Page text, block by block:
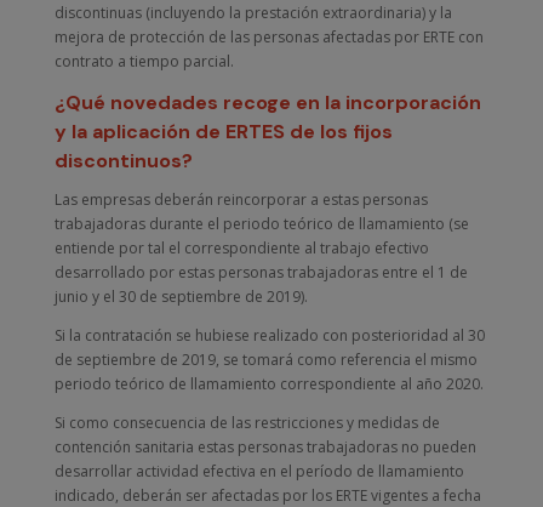
discontinuas (incluyendo la prestación extraordinaria) y la
mejora de protección de las personas afectadas por ERTE con
contrato a tiempo parcial.
¿Qué novedades recoge en la incorporación
y la aplicación de ERTES de los fijos
discontinuos?
Las empresas deberán reincorporar a estas personas
trabajadoras durante el periodo teórico de llamamiento (se
entiende por tal el correspondiente al trabajo efectivo
desarrollado por estas personas trabajadoras entre el 1 de
junio y el 30 de septiembre de 2019).
Si la contratación se hubiese realizado con posterioridad al 30
de septiembre de 2019, se tomará como referencia el mismo
periodo teórico de llamamiento correspondiente al año 2020.
Si como consecuencia de las restricciones y medidas de
contención sanitaria estas personas trabajadoras no pueden
desarrollar actividad efectiva en el período de llamamiento
indicado, deberán ser afectadas por los ERTE vigentes a fecha